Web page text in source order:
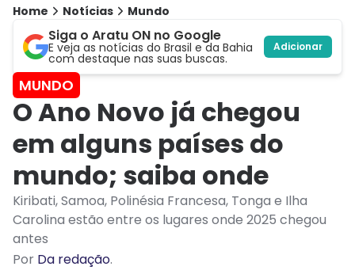
Home Notícias Mundo
Siga o Aratu ON no Google
E veja as notícias do Brasil e da Bahia
com destaque nas suas buscas.
Adicionar
MUNDO
O Ano Novo já chegou
em alguns países do
mundo; saiba onde
Kiribati, Samoa, Polinésia Francesa, Tonga e Ilha
Carolina estão entre os lugares onde 2025 chegou
antes
Por Da redação.